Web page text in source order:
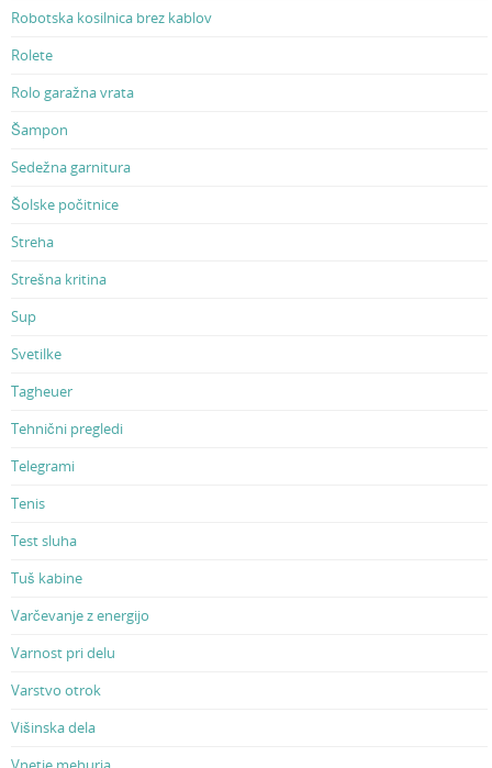
Robotska kosilnica brez kablov
Rolete
Rolo garažna vrata
Šampon
Sedežna garnitura
Šolske počitnice
Streha
Strešna kritina
Sup
Svetilke
Tagheuer
Tehnični pregledi
Telegrami
Tenis
Test sluha
Tuš kabine
Varčevanje z energijo
Varnost pri delu
Varstvo otrok
Višinska dela